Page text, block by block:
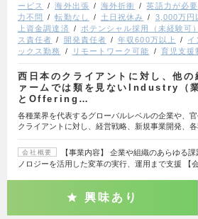
ービス
海外出張 海外折衝 英語力が必要
力不問
転勤なし 土日祝休み 3,000万円
上資金調達済
ポテンシャル採用（未経験可）
ス責任者
開発責任者 年収600万以上 イ
ックス勤務
リモートワーク可能 育児支援
西日本のクライアントに対し、他の
ァームでは類を見ないIndustry（業
とOffering…
各種業界を代表するグローバルレベルの企業や、
クライアントに対し、経営戦略、新規事業開発、
会社概要
【事業内容】 企業や組織のあらゆる
ノロジーを活用した変革の実行、運用まで支援 【
興味あり